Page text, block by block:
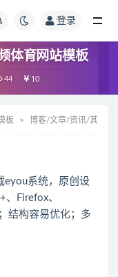
登录
体育网站模板
44 10
板 博客/文章/资讯/其他
eyou系统，原创设
、Firefox、
结构容易优化；多